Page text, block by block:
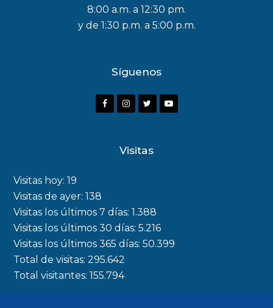
8:00 a.m. a 12:30 pm.
y de 1:30 p.m. a 5:00 p.m.
Síguenos
F
o
k
I
a
m
r
Y
Visitas
Visitas hoy:19
Visitas de ayer:138
Visitas los últimos 7 días:1.388
Visitas los últimos 30 días:5.216
Visitas los últimos 365 días:50.399
Total de visitas:295.642
Total visitantes:155.794